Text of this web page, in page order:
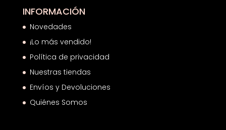
INFORMACIÓN
Novedades
¡Lo más vendido!
Política de privacidad
Nuestras tiendas
Envíos y Devoluciones
Quiénes Somos